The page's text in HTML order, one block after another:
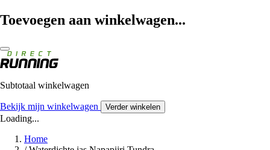
Toevoegen aan winkelwagen...
Subtotaal winkelwagen
Bekijk mijn winkelwagen Verder winkelen
Loading...
Home